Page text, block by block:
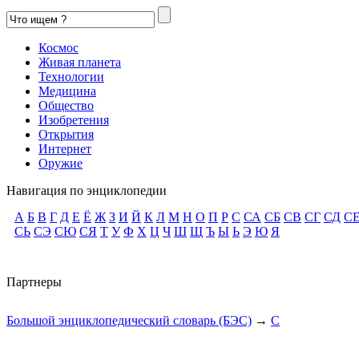
Космос
Живая планета
Технологии
Медицина
Общество
Изобретения
Открытия
Интернет
Оружие
Навигация по энциклопедии
А Б В Г Д Е Ё Ж З И Й К Л М Н О П Р С СА СБ СВ СГ СД
СЬ СЭ СЮ СЯ Т У Ф Х Ц Ч Ш Щ Ъ Ы Ь Э Ю Я
Партнеры
Большой энциклопедический словарь (БЭС) → С